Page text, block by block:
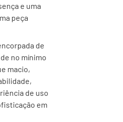
e uma
peça
de
no mínimo
macio,
de uso
em